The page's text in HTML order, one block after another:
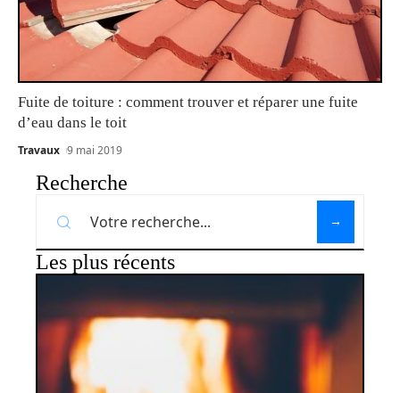
Fuite de toiture : comment trouver et réparer une fuite
d’eau dans le toit
Travaux 9 mai 2019
Recherche
Les plus récents